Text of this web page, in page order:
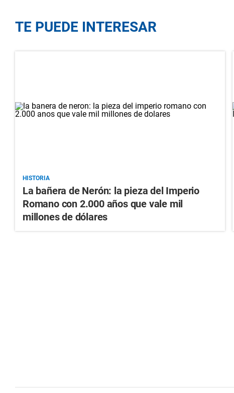
TE PUEDE INTERESAR
HISTORIA
La bañera de Nerón: la pieza del Imperio
Romano con 2.000 años que vale mil
millones de dólares